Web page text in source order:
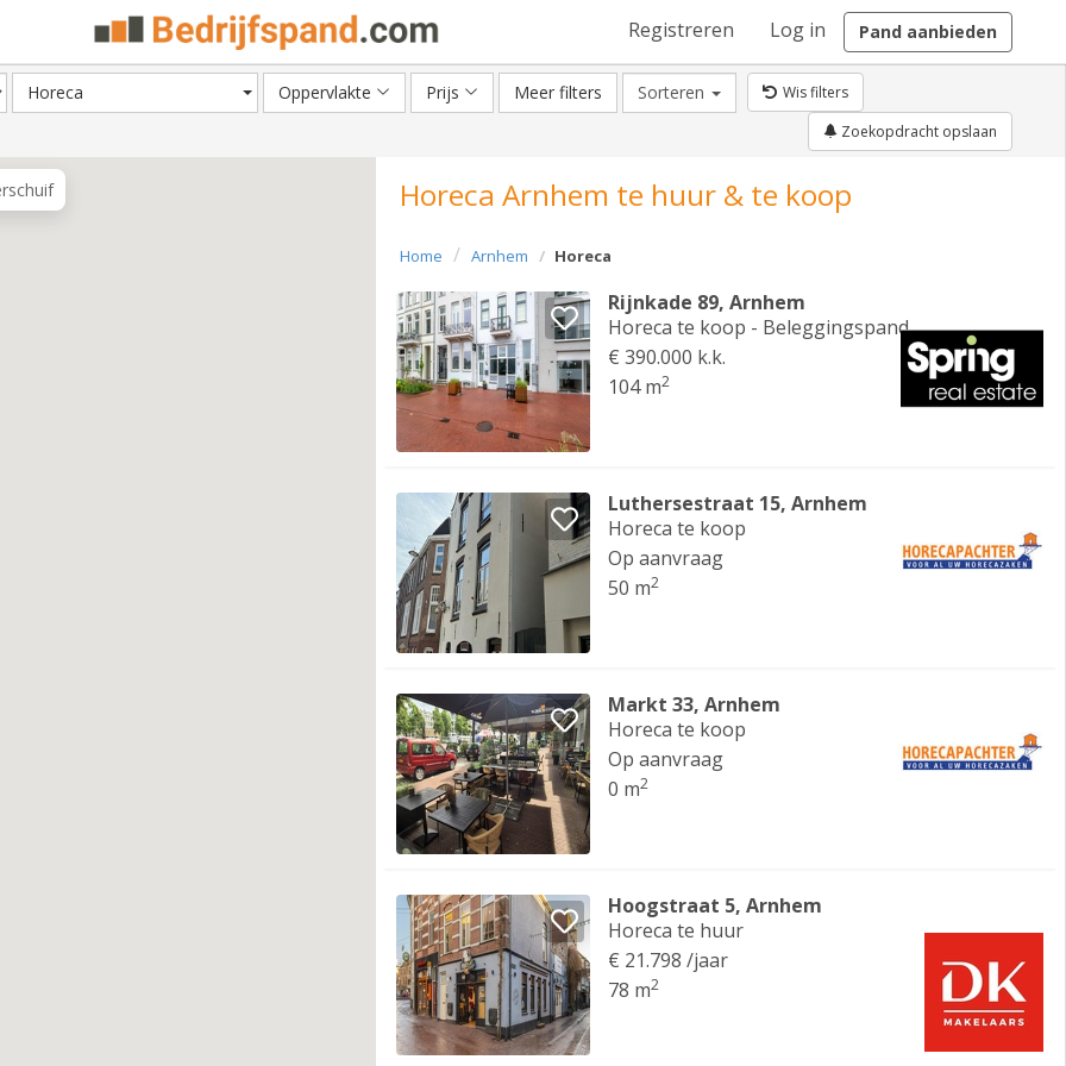
Registreren Log in Pand aanbieden
Horeca Oppervlakte Prijs Meer filters Sorteren
Wis filters
Zoekopdracht opslaan
Horeca Arnhem te huur & te koop
Home Arnhem Horeca
Rijnkade 89, Arnhem
Horeca te koop - Beleggingspand
€ 390.000 k.k.
104 m2
Luthersestraat 15, Arnhem
Horeca te koop
Op aanvraag
50 m2
Markt 33, Arnhem
Horeca te koop
Op aanvraag
0 m2
Hoogstraat 5, Arnhem
Horeca te huur
€ 21.798 /jaar
78 m2